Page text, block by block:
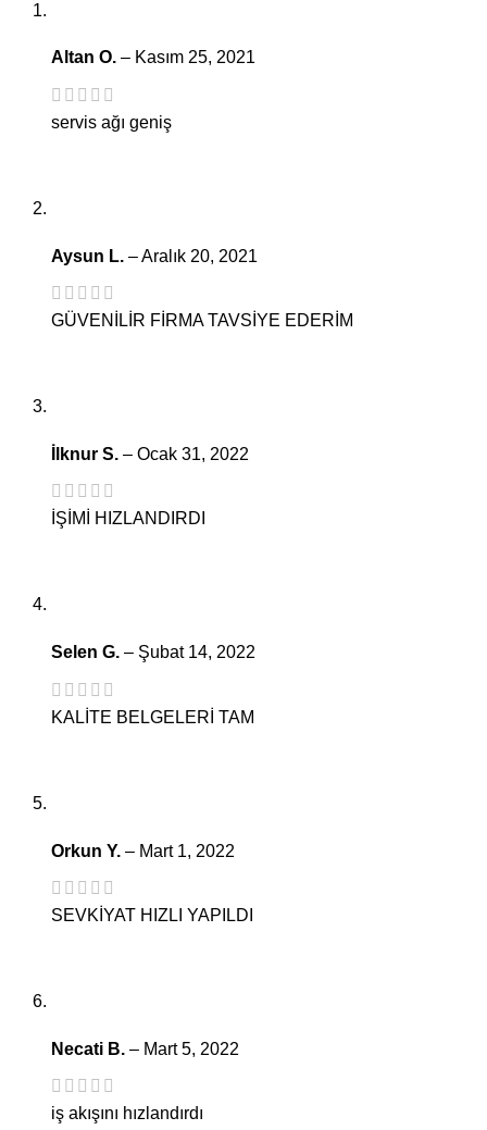
Altan O. – Kasım 25, 2021
servis ağı geniş
Aysun L. –Aralık 20, 2021
GÜVENİLİR FİRMA TAVSİYE EDERİM
İlknur S. – Ocak 31, 2022
İŞİMİ HIZLANDIRDI
Selen G. – Şubat 14, 2022
KALİTE BELGELERİ TAM
Orkun Y. – Mart 1, 2022
SEVKİYAT HIZLI YAPILDI
Necati B. – Mart 5, 2022
iş akışını hızlandırdı